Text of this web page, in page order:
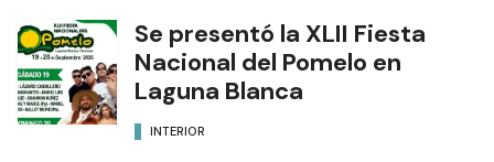
Se presentó la XLII Fiesta
Nacional del Pomelo en
Laguna Blanca
INTERIOR